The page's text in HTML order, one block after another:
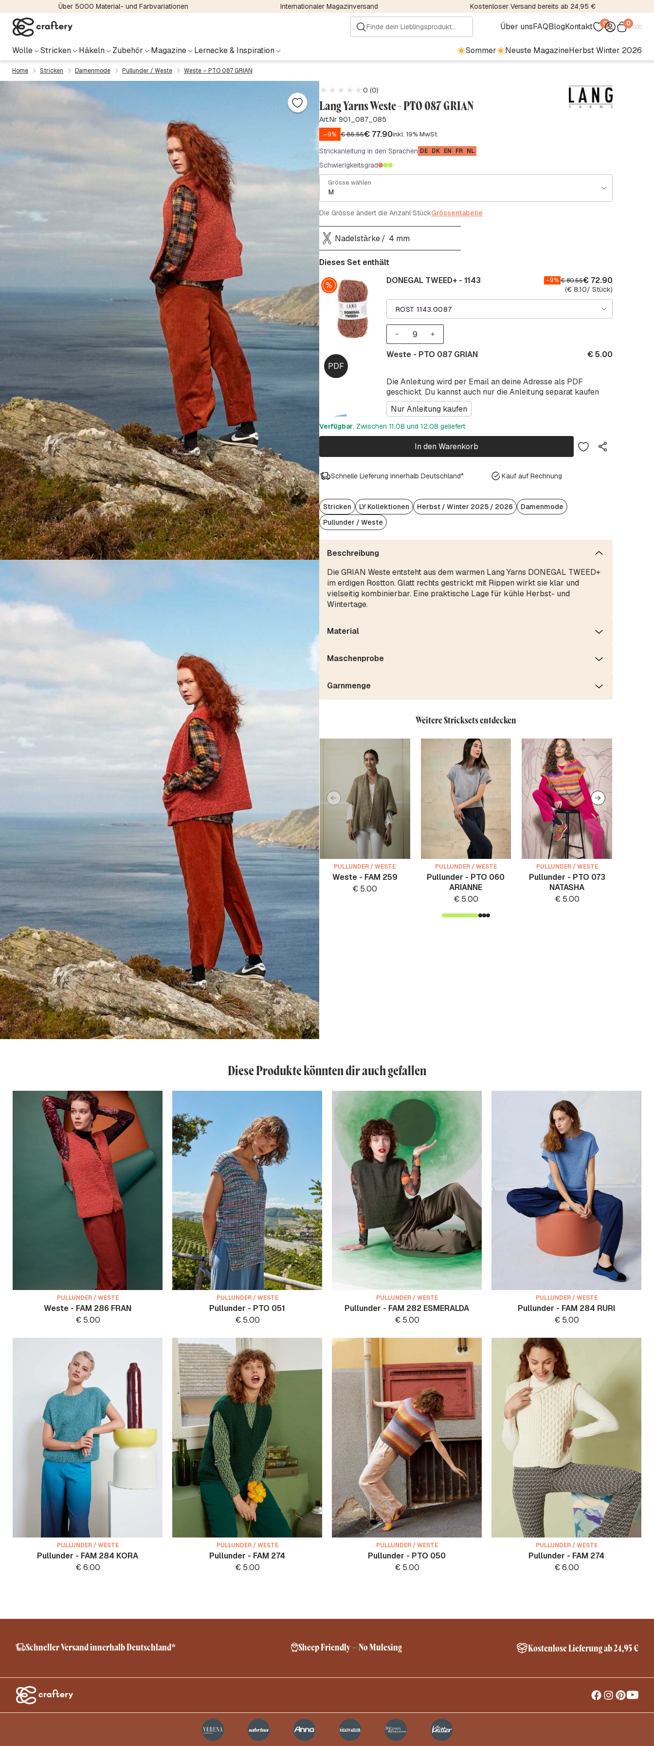
Über 5000 Material- und Farbvariationen Internationaler Magazinversand Kostenloser Versand bereits ab 24,95 €
Über unsFAQBlogKontakt 0 0€0.00
Wolle Stricken Häkeln Zubehör Magazine Lernecke & Inspiration Sommer Neuste MagazineHerbst Winter 2026
Home Stricken Damenmode Pullunder / Weste Weste – PTO 087 GRIAN
0 (0)
Lang Yarns Weste - PTO 087 GRIAN
Art.Nr 901_087_085
–9% €85.55€77.90inkl. 19% MwSt.
Strickanleitung in den Sprachen DE DK EN FR NL
Schwierigkeitsgrad
Grösse wählen
M
Die Grösse ändert die Anzahl StückGrössentabelle
Nadelstärke 4 mm
Dieses Set enthält
ROST 1143.0087
DONEGAL TWEED+ - 1143 –9% €80.55€72.90
(€8.10/ Stück)
Die Anleitung wird per Email an deine Adresse als PDF
geschickt. Du kannst auch nur die Anleitung separat kaufen
Nur Anleitung kaufen
Weste - PTO 087 GRIAN €5.00
Verfügbar, Zwischen 11.08 und 12.08 geliefert
In den Warenkorb
Schnelle Lieferung innerhalb Deutschland* Kauf auf Rechnung
Stricken LY Kollektionen Herbst / Winter 2025 / 2026
Damenmode
Pullunder / Weste
Beschreibung
Die GRIAN Weste entsteht aus dem warmen Lang Yarns DONEGAL TWEED+
im erdigen Rostton. Glatt rechts gestrickt mit Rippen wirkt sie klar und
vielseitig kombinierbar. Eine praktische Lage für kühle Herbst- und
Wintertage.
Material
Maschenprobe
Garnmenge
Weitere Stricksets entdecken
PULLUNDER / WESTE
Weste - FAM 259
€ 5.00
PULLUNDER / WESTE
Pullunder - PTO 060
ARIANNE
€5.00
PULLUNDER / WESTE
Pullunder - PTO 073
NATASHA
€5.00
Diese Produkte könnten dir auch gefallen
PULLUNDER / WESTE
Weste - FAM 286 FRAN
€5.00
PULLUNDER / WESTE
Pullunder - PTO 051
€5.00
PULLUNDER / WESTE
Pullunder - FAM 282 ESMERALDA
€5.00
PULLUNDER / WESTE
Pullunder - FAM 284 RURI
€5.00
PULLUNDER / WESTE
Pullunder - FAM 284 KORA
€6.00
PULLUNDER / WESTE
Pullunder - FAM 274
€5.00
PULLUNDER / WESTE
Pullunder - PTO 050
€5.00
PULLUNDER / WESTE
Pullunder - FAM 274
€6.00
Schneller Versand innerhalb Deutschland* Sheep Friendly – No Mulesing Kostenlose Lieferung ab 24,95 €